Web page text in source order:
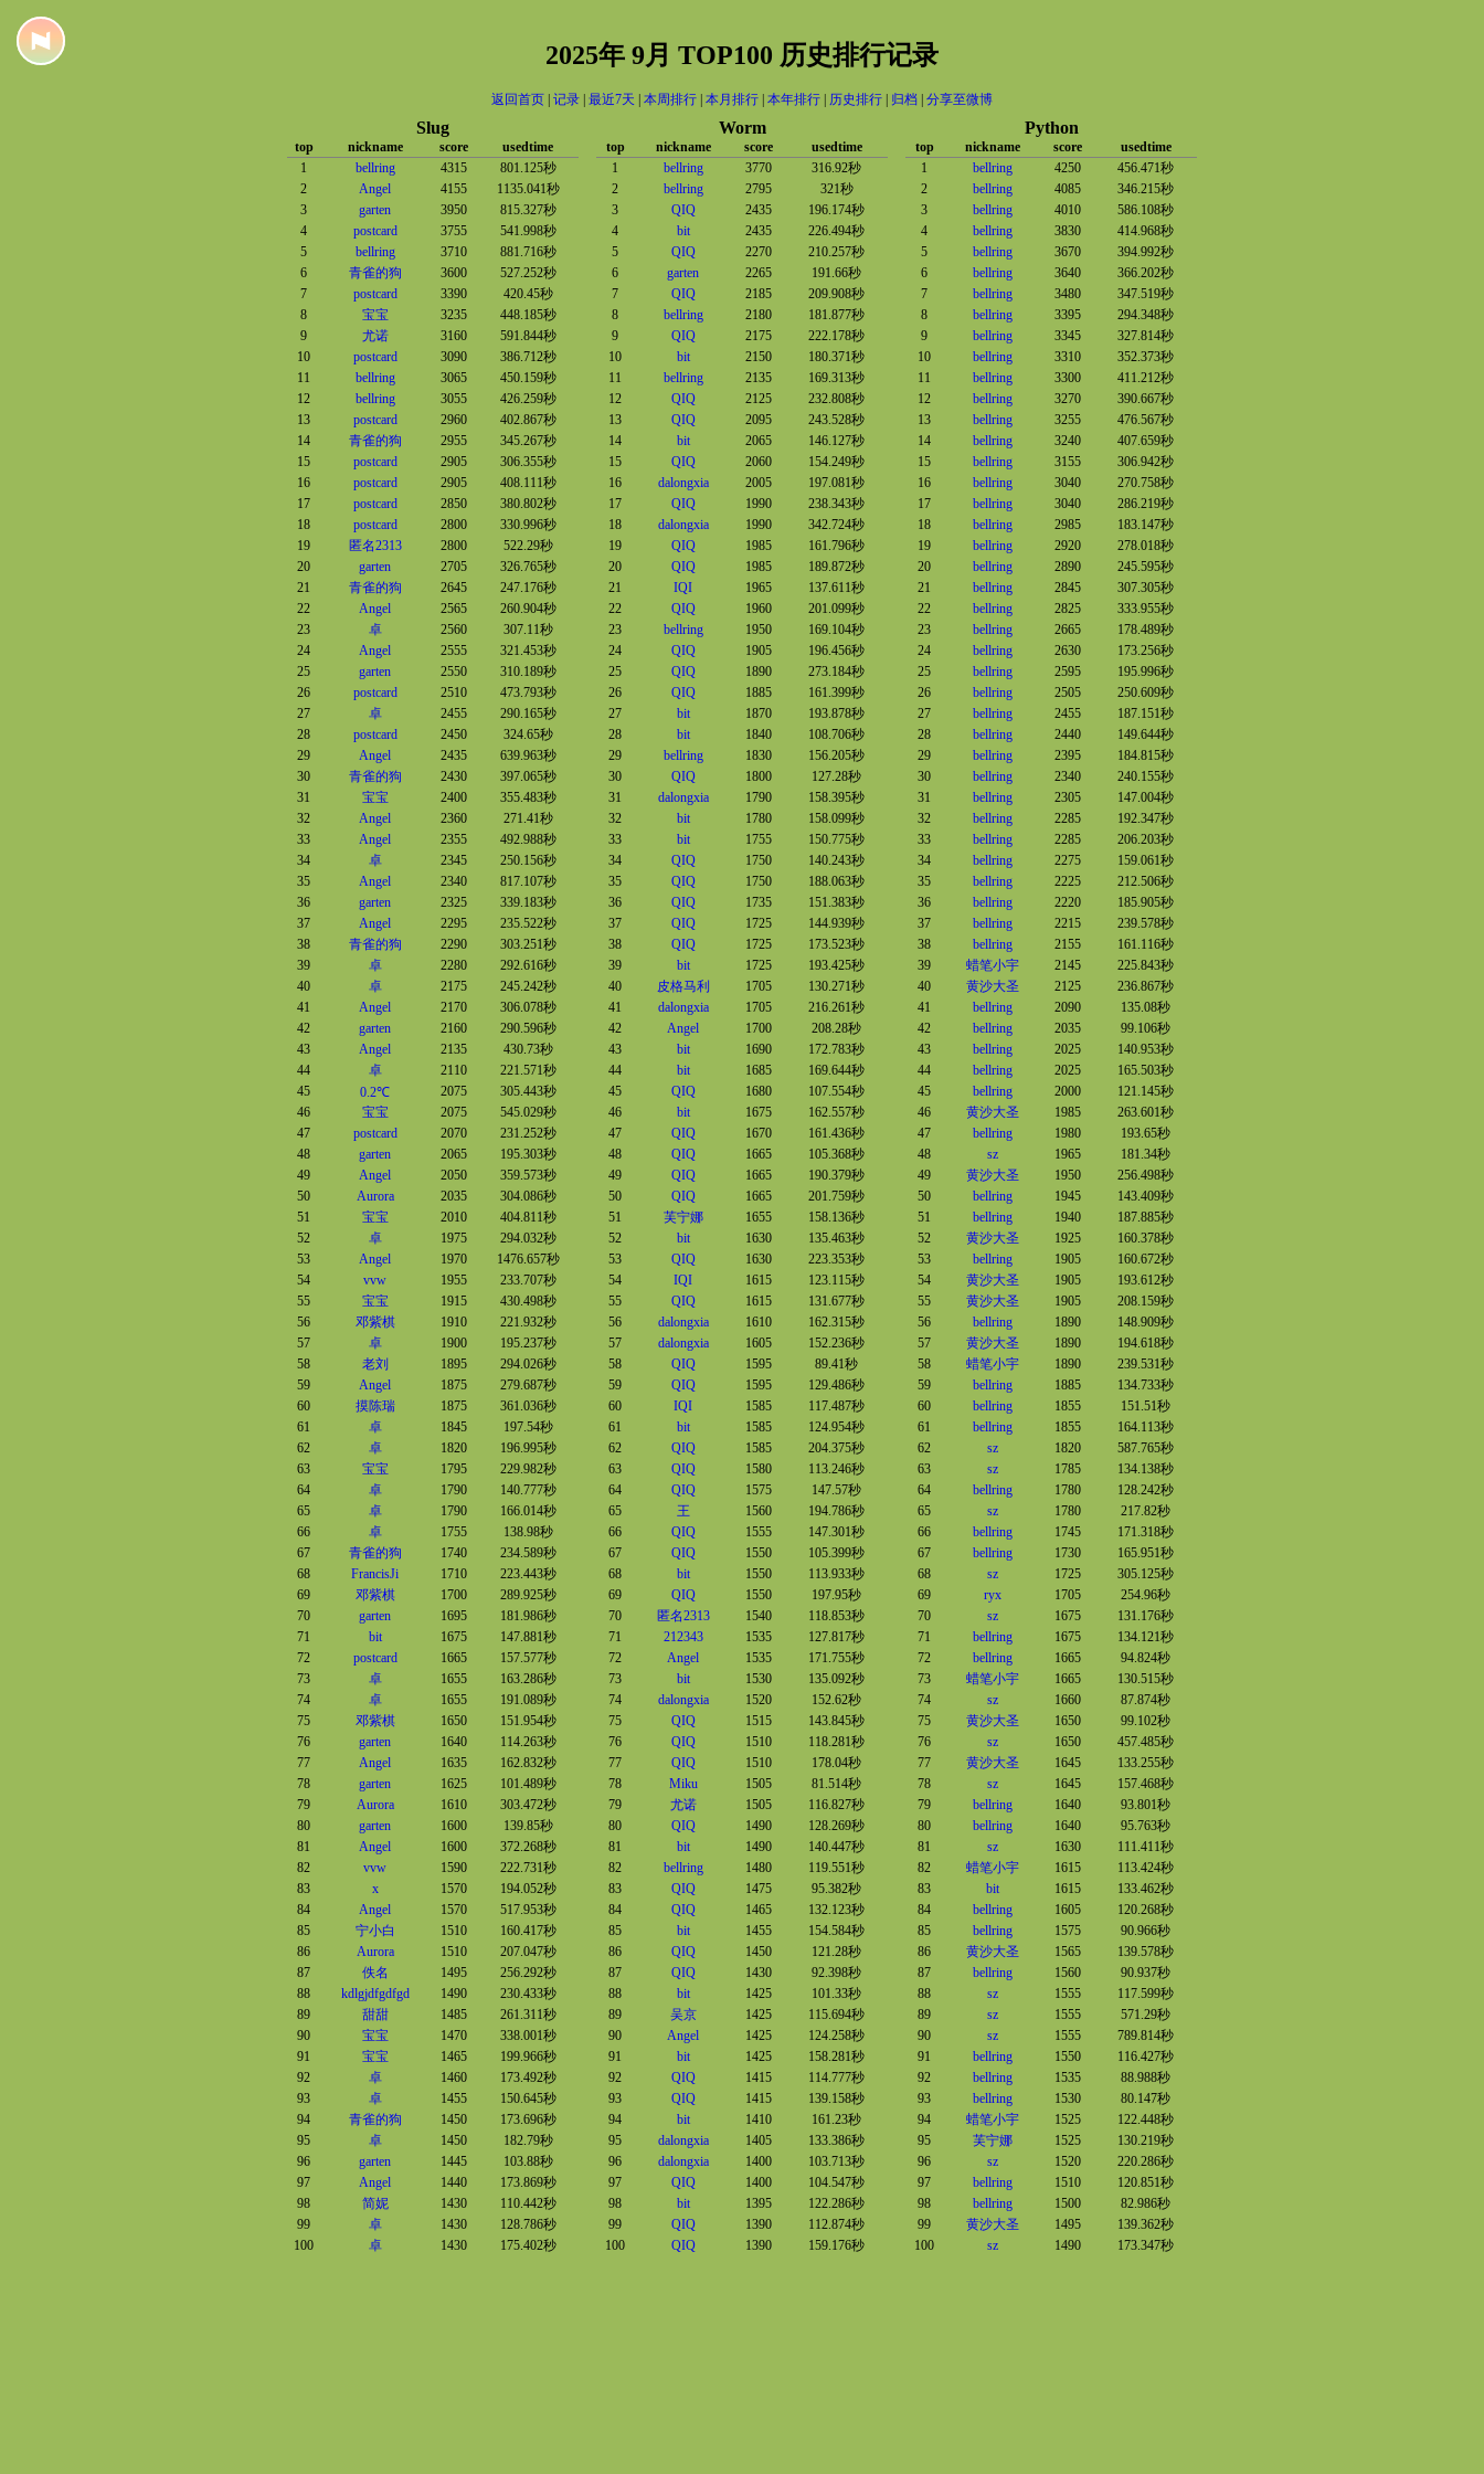
2025年 9月 TOP100 历史排行记录
返回首页 记录 最近7天 本周排行 本月排行 本年排行 历史排行 归档 分享至微博
Slug
top nickname score
usedtime
1
bellring 4315
801.125秒
2
Angel 4155
1135.041秒
3
garten 3950
815.327秒
4
postcard 3755
541.998秒
5
bellring 3710
881.716秒
6
青雀的狗 3600
527.252秒
7
postcard 3390
420.45秒
8
宝宝 3235
448.185秒
9
尤诺 3160
591.844秒
10
postcard 3090
386.712秒
11
bellring 3065
450.159秒
12
bellring 3055
426.259秒
13
postcard 2960
402.867秒
14
青雀的狗 2955
345.267秒
15
postcard 2905
306.355秒
16
postcard 2905
408.111秒
17
postcard 2850
380.802秒
18
postcard 2800
330.996秒
19
匿名2313 2800
522.29秒
20
garten 2705
326.765秒
21
青雀的狗 2645
247.176秒
22
Angel 2565
260.904秒
23
卓 2560
307.11秒
24
Angel 2555
321.453秒
25
garten 2550
310.189秒
26
postcard 2510
473.793秒
27
卓 2455
290.165秒
28
postcard 2450
324.65秒
29
Angel 2435
639.963秒
30
青雀的狗 2430
397.065秒
31
宝宝 2400
355.483秒
32
Angel 2360
271.41秒
33
Angel 2355
492.988秒
34
卓 2345
250.156秒
35
Angel 2340
817.107秒
36
garten 2325
339.183秒
37
Angel 2295
235.522秒
38
青雀的狗 2290
303.251秒
39
卓 2280
292.616秒
40
卓 2175
245.242秒
41
Angel 2170
306.078秒
42
garten 2160
290.596秒
43
Angel 2135
430.73秒
44
卓 2110
221.571秒
45
0.2℃ 2075
305.443秒
46
宝宝 2075
545.029秒
47
postcard 2070
231.252秒
48
garten 2065
195.303秒
49
Angel 2050
359.573秒
50
Aurora 2035
304.086秒
51
宝宝 2010
404.811秒
52
卓 1975
294.032秒
53
Angel 1970
1476.657秒
54
vvw 1955
233.707秒
55
宝宝 1915
430.498秒
56
邓紫棋 1910
221.932秒
57
卓 1900
195.237秒
58
老刘 1895
294.026秒
59
Angel 1875
279.687秒
60
摸陈瑞 1875
361.036秒
61
卓 1845
197.54秒
62
卓 1820
196.995秒
63
宝宝 1795
229.982秒
64
卓 1790
140.777秒
65
卓 1790
166.014秒
66
卓 1755
138.98秒
67
青雀的狗 1740
234.589秒
68
FrancisJi 1710
223.443秒
69
邓紫棋 1700
289.925秒
70
garten 1695
181.986秒
71
bit 1675
147.881秒
72
postcard 1665
157.577秒
73
卓 1655
163.286秒
74
卓 1655
191.089秒
75
邓紫棋 1650
151.954秒
76
garten 1640
114.263秒
77
Angel 1635
162.832秒
78
garten 1625
101.489秒
79
Aurora 1610
303.472秒
80
garten 1600
139.85秒
81
Angel 1600
372.268秒
82
vvw 1590
222.731秒
83
x 1570
194.052秒
84
Angel 1570
517.953秒
85
宁小白 1510
160.417秒
86
Aurora 1510
207.047秒
87
佚名 1495
256.292秒
88
kdlgjdfgdfgd 1490
230.433秒
89
甜甜 1485
261.311秒
90
宝宝 1470
338.001秒
91
宝宝 1465
199.966秒
92
卓 1460
173.492秒
93
卓 1455
150.645秒
94
青雀的狗 1450
173.696秒
95
卓 1450
182.79秒
96
garten 1445
103.88秒
97
Angel 1440
173.869秒
98
简妮 1430
110.442秒
99
卓 1430
128.786秒
100
卓 1430 175.402秒
Worm
top nickname score
usedtime
1
bellring 3770
316.92秒
2
bellring 2795
321秒
3
QIQ 2435
196.174秒
4
bit 2435
226.494秒
5
QIQ 2270
210.257秒
6
garten 2265
191.66秒
7
QIQ 2185
209.908秒
8
bellring 2180
181.877秒
9
QIQ 2175
222.178秒
10
bit 2150
180.371秒
11
bellring 2135
169.313秒
12
QIQ 2125
232.808秒
13
QIQ 2095
243.528秒
14
bit 2065
146.127秒
15
QIQ 2060
154.249秒
16
dalongxia 2005
197.081秒
17
QIQ 1990
238.343秒
18
dalongxia 1990
342.724秒
19
QIQ 1985
161.796秒
20
QIQ 1985
189.872秒
21
IQI 1965
137.611秒
22
QIQ 1960
201.099秒
23
bellring 1950
169.104秒
24
QIQ 1905
196.456秒
25
QIQ 1890
273.184秒
26
QIQ 1885
161.399秒
27
bit 1870
193.878秒
28
bit 1840
108.706秒
29
bellring 1830
156.205秒
30
QIQ 1800
127.28秒
31
dalongxia 1790
158.395秒
32
bit 1780
158.099秒
33
bit 1755
150.775秒
34
QIQ 1750
140.243秒
35
QIQ 1750
188.063秒
36
QIQ 1735
151.383秒
37
QIQ 1725
144.939秒
38
QIQ 1725
173.523秒
39
bit 1725
193.425秒
40
皮格马利 1705
130.271秒
41
dalongxia 1705
216.261秒
42
Angel 1700
208.28秒
43
bit 1690
172.783秒
44
bit 1685
169.644秒
45
QIQ 1680
107.554秒
46
bit 1675
162.557秒
47
QIQ 1670
161.436秒
48
QIQ 1665
105.368秒
49
QIQ 1665
190.379秒
50
QIQ 1665
201.759秒
51
芙宁娜 1655
158.136秒
52
bit 1630
135.463秒
53
QIQ 1630
223.353秒
54
IQI 1615
123.115秒
55
QIQ 1615
131.677秒
56
dalongxia 1610
162.315秒
57
dalongxia 1605
152.236秒
58
QIQ 1595
89.41秒
59
QIQ 1595
129.486秒
60
IQI 1585
117.487秒
61
bit 1585
124.954秒
62
QIQ 1585
204.375秒
63
QIQ 1580
113.246秒
64
QIQ 1575
147.57秒
65
王 1560
194.786秒
66
QIQ 1555
147.301秒
67
QIQ 1550
105.399秒
68
bit 1550
113.933秒
69
QIQ 1550
197.95秒
70
匿名2313 1540
118.853秒
71
212343 1535
127.817秒
72
Angel 1535
171.755秒
73
bit 1530
135.092秒
74
dalongxia 1520
152.62秒
75
QIQ 1515
143.845秒
76
QIQ 1510
118.281秒
77
QIQ 1510
178.04秒
78
Miku 1505
81.514秒
79
尤诺 1505
116.827秒
80
QIQ 1490
128.269秒
81
bit 1490
140.447秒
82
bellring 1480
119.551秒
83
QIQ 1475
95.382秒
84
QIQ 1465
132.123秒
85
bit 1455
154.584秒
86
QIQ 1450
121.28秒
87
QIQ 1430
92.398秒
88
bit 1425
101.33秒
89
吴京 1425
115.694秒
90
Angel 1425
124.258秒
91
bit 1425
158.281秒
92
QIQ 1415
114.777秒
93
QIQ 1415
139.158秒
94
bit 1410
161.23秒
95
dalongxia 1405
133.386秒
96
dalongxia 1400
103.713秒
97
QIQ 1400
104.547秒
98
bit 1395
122.286秒
99
QIQ 1390
112.874秒
100
QIQ 1390 159.176秒
Python
top nickname score
usedtime
1
bellring 4250
456.471秒
2
bellring 4085
346.215秒
3
bellring 4010
586.108秒
4
bellring 3830
414.968秒
5
bellring 3670
394.992秒
6
bellring 3640
366.202秒
7
bellring 3480
347.519秒
8
bellring 3395
294.348秒
9
bellring 3345
327.814秒
10
bellring 3310
352.373秒
11
bellring 3300
411.212秒
12
bellring 3270
390.667秒
13
bellring 3255
476.567秒
14
bellring 3240
407.659秒
15
bellring 3155
306.942秒
16
bellring 3040
270.758秒
17
bellring 3040
286.219秒
18
bellring 2985
183.147秒
19
bellring 2920
278.018秒
20
bellring 2890
245.595秒
21
bellring 2845
307.305秒
22
bellring 2825
333.955秒
23
bellring 2665
178.489秒
24
bellring 2630
173.256秒
25
bellring 2595
195.996秒
26
bellring 2505
250.609秒
27
bellring 2455
187.151秒
28
bellring 2440
149.644秒
29
bellring 2395
184.815秒
30
bellring 2340
240.155秒
31
bellring 2305
147.004秒
32
bellring 2285
192.347秒
33
bellring 2285
206.203秒
34
bellring 2275
159.061秒
35
bellring 2225
212.506秒
36
bellring 2220
185.905秒
37
bellring 2215
239.578秒
38
bellring 2155
161.116秒
39
蜡笔小宇 2145
225.843秒
40
黄沙大圣 2125
236.867秒
41
bellring 2090
135.08秒
42
bellring 2035
99.106秒
43
bellring 2025
140.953秒
44
bellring 2025
165.503秒
45
bellring 2000
121.145秒
46
黄沙大圣 1985
263.601秒
47
bellring 1980
193.65秒
48
sz 1965
181.34秒
49
黄沙大圣 1950
256.498秒
50
bellring 1945
143.409秒
51
bellring 1940
187.885秒
52
黄沙大圣 1925
160.378秒
53
bellring 1905
160.672秒
54
黄沙大圣 1905
193.612秒
55
黄沙大圣 1905
208.159秒
56
bellring 1890
148.909秒
57
黄沙大圣 1890
194.618秒
58
蜡笔小宇 1890
239.531秒
59
bellring 1885
134.733秒
60
bellring 1855
151.51秒
61
bellring 1855
164.113秒
62
sz 1820
587.765秒
63
sz 1785
134.138秒
64
bellring 1780
128.242秒
65
sz 1780
217.82秒
66
bellring 1745
171.318秒
67
bellring 1730
165.951秒
68
sz 1725
305.125秒
69
ryx 1705
254.96秒
70
sz 1675
131.176秒
71
bellring 1675
134.121秒
72
bellring 1665
94.824秒
73
蜡笔小宇 1665
130.515秒
74
sz 1660
87.874秒
75
黄沙大圣 1650
99.102秒
76
sz 1650
457.485秒
77
黄沙大圣 1645
133.255秒
78
sz 1645
157.468秒
79
bellring 1640
93.801秒
80
bellring 1640
95.763秒
81
sz 1630
111.411秒
82
蜡笔小宇 1615
113.424秒
83
bit 1615
133.462秒
84
bellring 1605
120.268秒
85
bellring 1575
90.966秒
86
黄沙大圣 1565
139.578秒
87
bellring 1560
90.937秒
88
sz 1555
117.599秒
89
sz 1555
571.29秒
90
sz 1555
789.814秒
91
bellring 1550
116.427秒
92
bellring 1535
88.988秒
93
bellring 1530
80.147秒
94
蜡笔小宇 1525
122.448秒
95
芙宁娜 1525
130.219秒
96
sz 1520
220.286秒
97
bellring 1510
120.851秒
98
bellring 1500
82.986秒
99
黄沙大圣 1495
139.362秒
100
sz 1490 173.347秒